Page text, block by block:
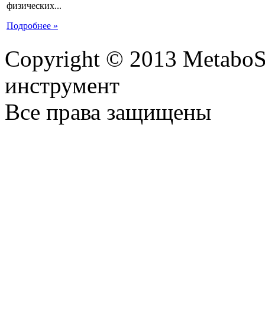
физических...
Подробнее »
Copyright © 2013
инструмент
Все права защищены